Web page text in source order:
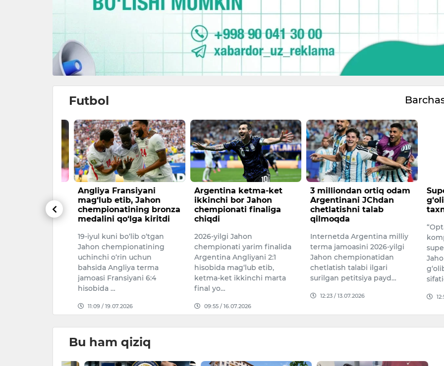
Futbol
Angliya Fransiyani
mag‘lub etib, Jahon
chempionatining bronza
medalini qo‘lga kiritdi
19-iyul kuni bo‘lib o‘tgan
Jahon chempionatining
uchinchi o‘rin uchun
bahsida Angliya terma
jamoasi Fransiyani 6:4
hisobida …
11:09 / 19.07.2026
Argentina ketma-ket
ikkinchi bor Jahon
chempionati finaliga
chiqdi
2026-yilgi Jahon
chempionati yarim finalida
Argentina Angliyani 2:1
hisobida mag‘lub etib,
ketma-ket ikkinchi marta
final yo…
09:55 / 16.07.2026
3 milliondan ortiq odam
Argentinani JChdan
chetlatishni talab
qilmoqda
Internetda Argentina milliy
terma jamoasini 2026-yilgi
Jahon chempionatidan
chetlatish talabi ilgari
surilgan petitsiya payd…
12:23 / 13.07.2026
“Opta”
Jahon
sifatida
12:57 /
Bu ham qiziq